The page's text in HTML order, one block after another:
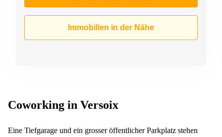
Immobilien in der Nähe
Coworking in Versoix
Eine Tiefgarage und ein grosser öffentlicher Parkplatz stehen